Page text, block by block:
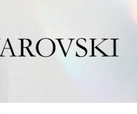
・リムー
バー
返品・交換につ